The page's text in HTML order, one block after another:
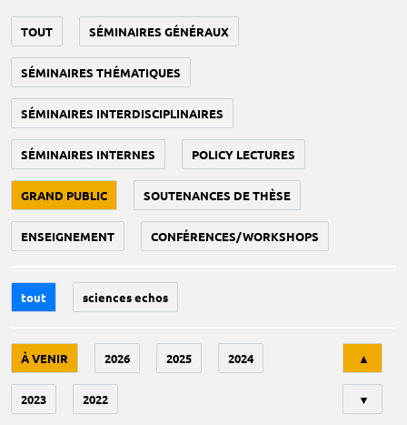
TOUT SÉMINAIRES GÉNÉRAUX
SÉMINAIRES THÉMATIQUES
SÉMINAIRES INTERDISCIPLINAIRES
SÉMINAIRES INTERNES POLICY LECTURES
GRAND PUBLIC SOUTENANCES DE THÈSE
ENSEIGNEMENT CONFÉRENCES/WORKSHOPS
tout sciences echos
À VENIR 2026 2025 2024
2023 2022
▲
▼